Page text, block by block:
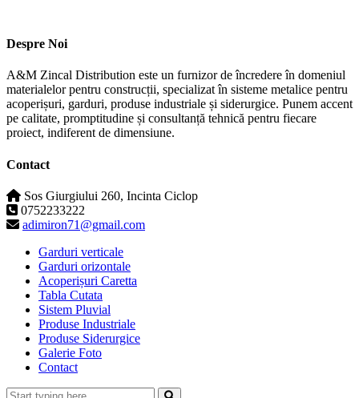
Despre Noi
A&M Zincal Distribution este un furnizor de încredere în domeniul
materialelor pentru construcții, specializat în sisteme metalice pentru
acoperișuri, garduri, produse industriale și siderurgice. Punem accent
pe calitate, promptitudine și consultanță tehnică pentru fiecare
proiect, indiferent de dimensiune.
Contact
Sos Giurgiului 260, Incinta Ciclop
0752233222
adimiron71@gmail.com
Garduri verticale
Garduri orizontale
Acoperișuri Caretta
Tabla Cutata
Sistem Pluvial
Produse Industriale
Produse Siderurgice
Galerie Foto
Contact